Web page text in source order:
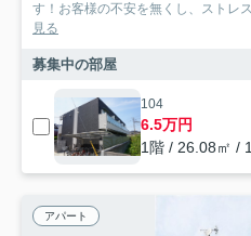
す！お客様の不安を無くし、ストレ
見る
募集中の部屋
104
6.5万円
1階 / 26.08㎡ /
アパート